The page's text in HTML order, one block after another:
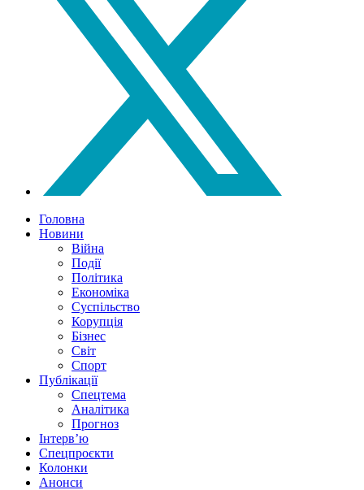
Головна
Новини
Війна
Події
Політика
Економіка
Суспільство
Корупція
Бізнес
Світ
Спорт
Публікації
Спецтема
Аналітика
Прогноз
Інтерв’ю
Спецпроєкти
Колонки
Анонси